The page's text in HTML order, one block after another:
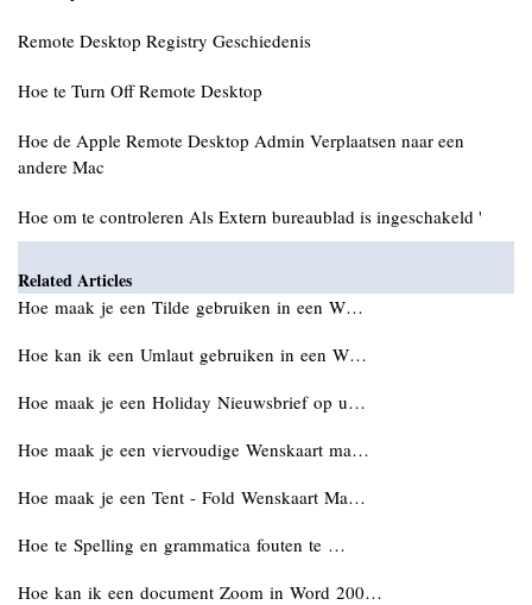
Remote Desktop Registry Geschiedenis
Hoe te Turn Off Remote Desktop
Hoe de Apple Remote Desktop Admin Verplaatsen naar een
andere Mac
Hoe om te controleren Als Extern bureaublad is ingeschakeld '
Related Articles
Hoe maak je een Tilde gebruiken in een W…
Hoe kan ik een Umlaut gebruiken in een W…
Hoe maak je een Holiday Nieuwsbrief op u…
Hoe maak je een viervoudige Wenskaart ma…
Hoe maak je een Tent - Fold Wenskaart Ma…
Hoe te Spelling en grammatica fouten te …
Hoe kan ik een document Zoom in Word 200…